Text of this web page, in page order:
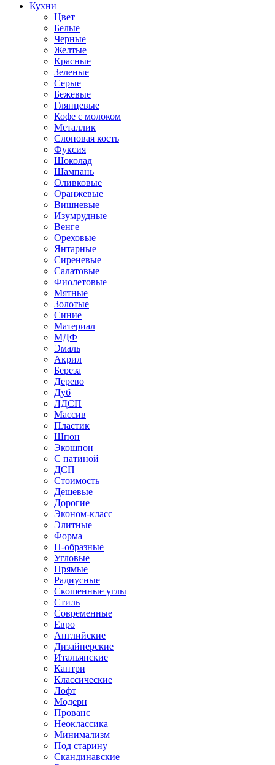
Кухни
Цвет
Белые
Черные
Желтые
Красные
Зеленые
Серые
Бежевые
Глянцевые
Кофе с молоком
Металлик
Слоновая кость
Фуксия
Шоколад
Шампань
Оливковые
Оранжевые
Вишневые
Изумрудные
Венге
Ореховые
Янтарные
Сиреневые
Салатовые
Фиолетовые
Мятные
Золотые
Синие
Материал
МДФ
Эмаль
Акрил
Береза
Дерево
Дуб
ЛДСП
Массив
Пластик
Шпон
Экошпон
С патиной
ДСП
Стоимость
Дешевые
Дорогие
Эконом-класс
Элитные
Форма
П-образные
Угловые
Прямые
Радиусные
Скошенные углы
Стиль
Современные
Евро
Английские
Дизайнерские
Итальянские
Кантри
Классические
Лофт
Модерн
Прованс
Неоклассика
Минимализм
Под старину
Скандинавские